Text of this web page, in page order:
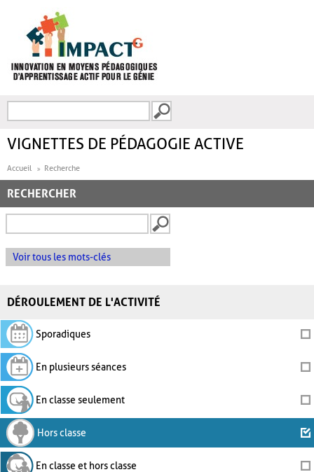
FORMULAIRE DE
VIGNETTES DE PÉDAGOGIE ACTIVE
Accueil Recherche
RECHERCHER
Voir tous les mots-clés
DÉROULEMENT DE L'ACTIVITÉ
Sporadiques
En plusieurs séances
En classe seulement
Hors classe
En classe et hors classe